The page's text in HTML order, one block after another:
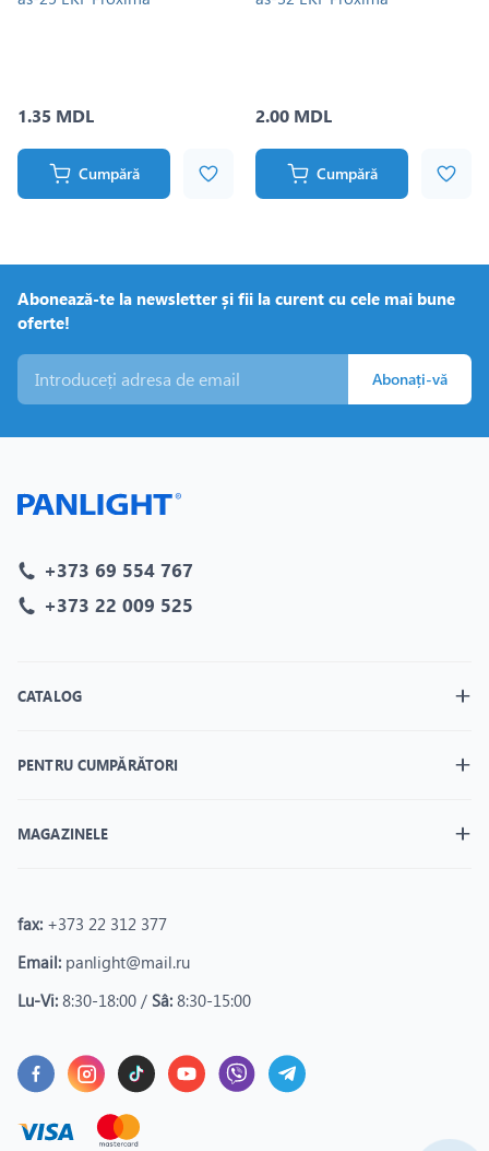
1.35 MDL
Cumpără
2.00 MDL
Cumpără
Abonează-te la newsletter și fii la curent cu cele mai bune
oferte!
Abonați-vă
+373 69 554 767
+373 22 009 525
CATALOG
PENTRU CUMPĂRĂTORI
MAGAZINELE
fax: +373 22 312 377
Email: panlight@mail.ru
Lu-Vi: 8:30-18:00 / Sâ: 8:30-15:00